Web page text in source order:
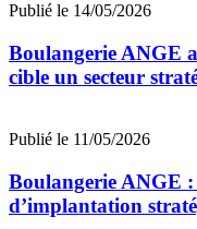
Publié le 14/05/2026
Boulangerie ANGE
cible un secteur
Publié le 11/05/2026
Boulangerie ANGE
d’implantation